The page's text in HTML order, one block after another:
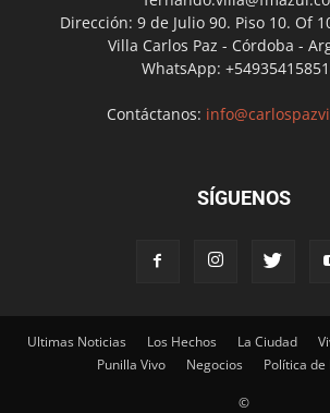
Dirección: 9 de Julio 90. Piso 10. Of
Villa Carlos Paz - Córdoba -
WhatsApp:
Contáctanos:
SÍGUENOS
Ultimas Noticias Los Hechos La Ciudad
Punilla Vivo
Negocios Política
©